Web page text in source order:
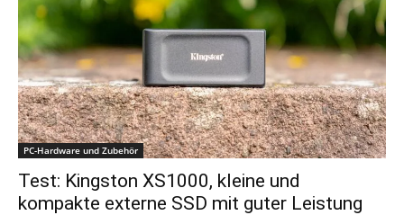
PC-Hardware und Zubehör
Test: Kingston XS1000, kleine und
kompakte externe SSD mit guter Leistung